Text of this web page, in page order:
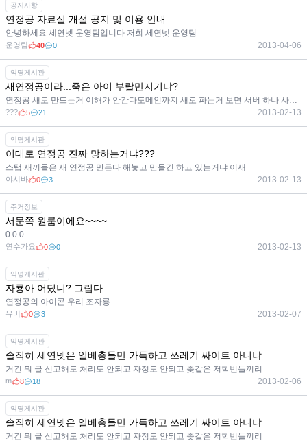
공지사항
연정공 자료실 개설 공지 및 이용 안내
안녕하세요 세연넷 운영팀입니다 저희 세연넷 운영팀
운영팀 40 0 2013-04-06
익명게시판
새연정공이라...죽은 아이 부랄만지기냐?
연정공 새로 만드는거 이해가 안간다도메인까지 새로 파는거 보면 서버 하나 사들여서 작업하는거 같은데
??? 5 21 2013-02-13
익명게시판
이대로 연정공 진짜 망하는거냐???
스탭 새끼들은 새 연정공 만든다 해놓고 만들긴 하고 있는거냐 이새
야시바 0 3 2013-02-13
주거정보
서문쪽 원룸이에요~~~~
0 0 0
연수가요 0 0 2013-02-13
익명게시판
자룡아 어딨니? 그립다...
연정공의 아이콘 우리 조자룡
유비 0 3 2013-02-07
익명게시판
솔직히 세연넷은 일베충들만 가득하고 쓰레기 싸이트 아니냐
거긴 뭐 글 신고해도 처리도 안되고 자정도 안되고 좆같은 저학번들끼리
m 8 18 2013-02-06
익명게시판
솔직히 세연넷은 일베충들만 가득하고 쓰레기 싸이트 아니냐
거긴 뭐 글 신고해도 처리도 안되고 자정도 안되고 좆같은 저학번들끼리